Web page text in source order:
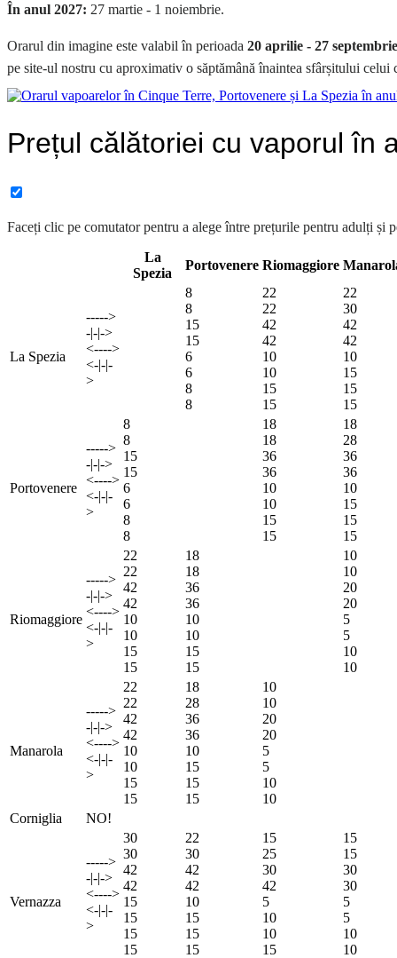
În anul 2027: 27 martie - 1 noiembrie.
Orarul din imagine este valabil în perioada 20 aprilie - 27
pe site-ul nostru cu aproximativ o săptămână înaintea sfârșitului celui
Prețul călătoriei cu vaporul în
Faceți clic pe comutator pentru a alege între prețurile pentru adulți și
La
Spezia
Portovenere Riomaggiore
La Spezia
----->
-|-|->
<---->
<-|-|-
>
8
8
15
15
6
6
8
8
22
22
42
42
10
10
15
15
22
30
42
42
10
15
15
15
Portovenere
----->
-|-|->
<---->
<-|-|-
>
8
8
15
15
6
6
8
8
18
18
36
36
10
10
15
15
18
28
36
36
10
15
15
15
Riomaggiore
----->
-|-|->
<---->
<-|-|-
>
22
22
42
42
10
10
15
15
18
18
36
36
10
10
15
15
10
10
20
20
5
5
10
10
Manarola
----->
-|-|->
<---->
<-|-|-
>
22
22
42
42
10
10
15
15
18
28
36
36
10
15
15
15
10
10
20
20
5
5
10
10
Corniglia
NO!
Vernazza
----->
-|-|->
<---->
<-|-|-
>
30
30
42
42
15
15
15
15
22
30
42
42
10
15
15
15
15
25
30
42
5
10
10
15
15
15
30
30
5
5
10
10